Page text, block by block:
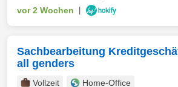
vor 2 Wochen
Sachbearbeitung
all genders
Vollzeit
Home-Office